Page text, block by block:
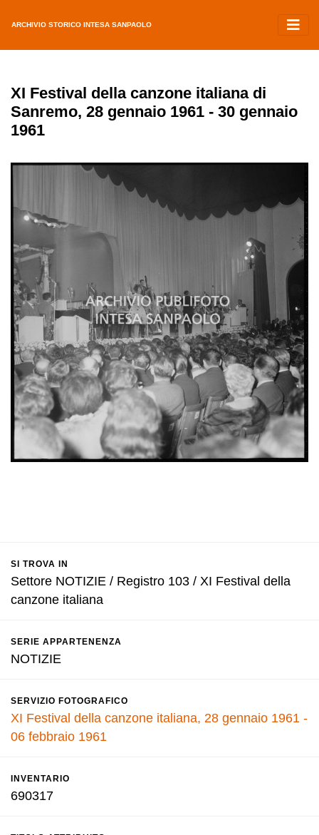
ARCHIVIO STORICO INTESA SANPAOLO
XI Festival della canzone italiana di
Sanremo, 28 gennaio 1961 - 30 gennaio
1961
SI TROVA IN
Settore NOTIZIE / Registro 103 / XI Festival della
canzone italiana
SERIE APPARTENENZA
NOTIZIE
SERVIZIO FOTOGRAFICO
XI Festival della canzone italiana, 28 gennaio 1961 -
06 febbraio 1961
INVENTARIO
690317